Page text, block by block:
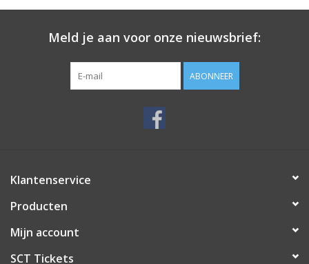
Meld je aan voor onze nieuwsbrief:
ABONNEER
Klantenservice
Producten
Mijn account
SCT Tickets